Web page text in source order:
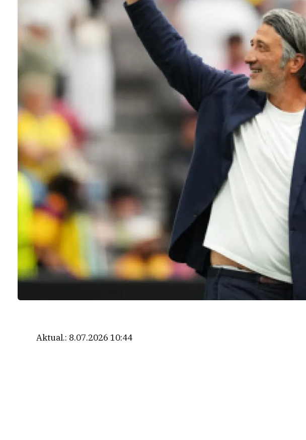
Aktual.: 8.07.2026 10:44